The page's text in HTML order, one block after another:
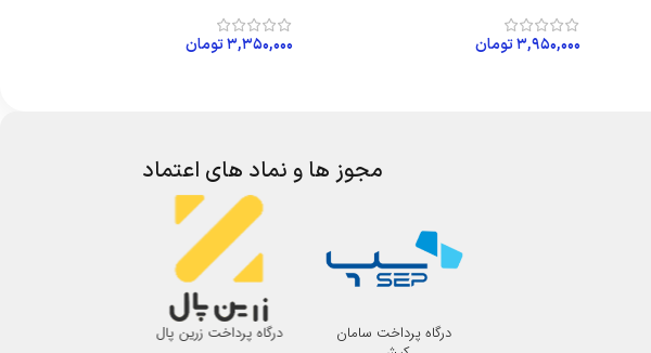
۳,۹۵۰,۰۰۰تومان
۳,۳۵۰,۰۰۰تومان
مجوز ها و نماد های اعتماد
درگاه پرداخت سامان
درگاه پرداخت زرین پال